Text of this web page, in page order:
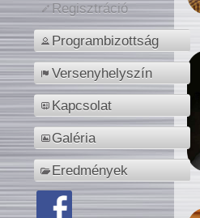
Regisztráció
Programbizottság
Versenyhelyszín
Kapcsolat
Galéria
Eredmények